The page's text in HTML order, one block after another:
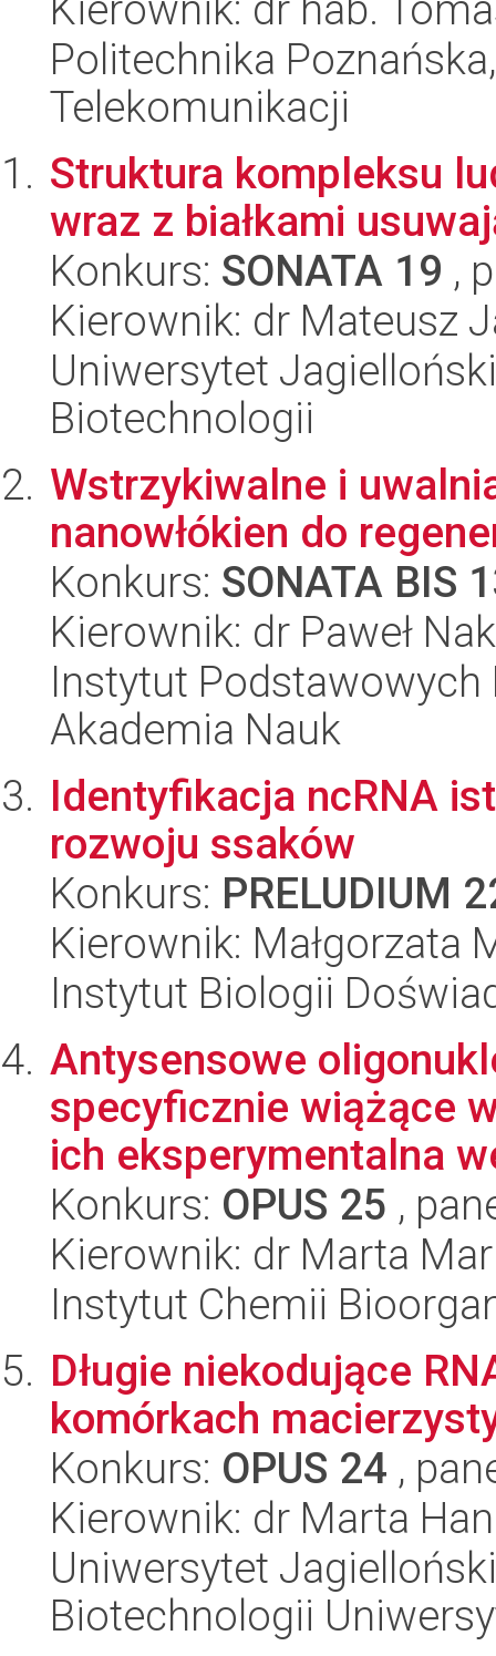
Politechnika
Telekomunikacji
Struktura kompleksu
wraz z białkami
Konkurs: SONATA 19 ,
Kierownik: dr Mateusz
Uniwersytet
Biotechnologii
Wstrzykiwalne i
nanowłókien do
Konkurs: SONATA BIS
Kierownik: dr Paweł
Instytut
Akademia Nauk
Identyfikacja ncRNA
rozwoju ssaków
Konkurs: PRELUDIUM
Kierownik: Małgorzata
Instytut Biologii
Antysensowe
specyficznie wiążące
ich eksperymentalna
Konkurs: OPUS 25 ,
Kierownik: dr Marta
Instytut Chemii
Długie niekodujące
komórkach
Konkurs: OPUS 24 ,
Kierownik: dr Marta
Uniwersytet
Biotechnologii